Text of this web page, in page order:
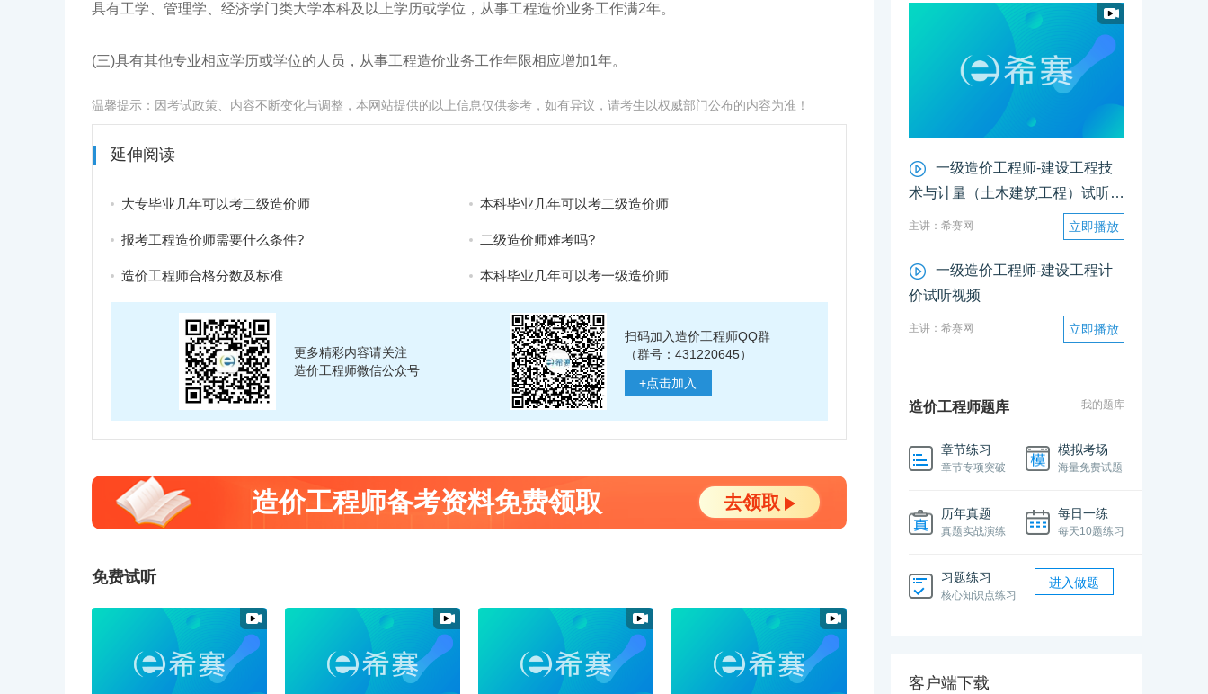
具有工学、管理学、经济学门类大学本科及以上学历或学位，从事工程造价业务工作满2年。
(三)具有其他专业相应学历或学位的人员，从事工程造价业务工作年限相应增加1年。
温馨提示：因考试政策、内容不断变化与调整，本网站提供的以上信息仅供参考，如有异议，请考生以权威部门公布的内容为准！
延伸阅读
大专毕业几年可以考二级造价师 本科毕业几年可以考二级造价师
报考工程造价师需要什么条件? 二级造价师难考吗?
造价工程师合格分数及标准 本科毕业几年可以考一级造价师
更多精彩内容请关注
造价工程师微信公众号
扫码加入造价工程师QQ群
（群号：431220645）
+点击加入
造价工程师备考资料免费领取 去领取
免费试听
一级造价工程师-建设工程技
术与计量（土木建筑工程）试听视
频
主讲：希赛网 立即播放
一级造价工程师-建设工程计
价试听视频
主讲：希赛网 立即播放
造价工程师题库 我的题库
章节练习
章节专项突破
模拟考场
海量免费试题
历年真题
真题实战演练
每日一练
每天10题练习
习题练习
核心知识点练习
进入做题
客户端下载